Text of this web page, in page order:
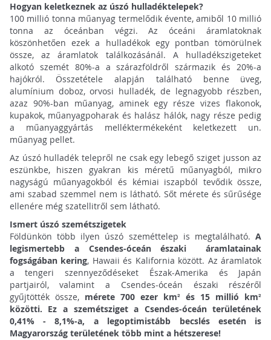
Hogyan keletkeznek az úszó hulladéktelepek?
100 millió tonna műanyag termelődik évente, amiből 10 millió
tonna az óceánban végzi. Az óceáni áramlatoknak
köszönhetően ezek a hulladékok egy pontban tömörülnek
össze, az áramlatok találkozásánál. A hulladékszigeteket
alkotó szemét 80%-a a szárazföldről származik és 20%-a
hajókról. Összetétele alapján található benne üveg,
alumínium doboz, orvosi hulladék, de legnagyobb részben,
azaz 90%-ban műanyag, aminek egy része vizes flakonok,
kupakok, műanyagpoharak és halász hálók, nagy része pedig
a műanyaggyártás melléktermékeként keletkezett un.
műanyag pellet.
Az úszó hulladék telepről ne csak egy lebegő sziget jusson az
eszünkbe, hiszen gyakran kis méretű műanyagból, mikro
nagyságú műanyagokból és kémiai iszapból tevődik össze,
ami szabad szemmel nem is látható. Sőt mérete és sűrűsége
ellenére még szatellitről sem látható.
Ismert úszó szemétszigetek
Földünkön több ilyen úszó szeméttelep is megtalálható.A
legismertebb a Csendes-óceán északi áramlatainak
fogságában kering, Hawaii és Kalifornia között. Az áramlatok
a tengeri szennyeződéseket Észak-Amerika és Japán
partjairól, valamint a Csendes-óceán északi részéről
gyűjtötték össze, mérete 700 ezer km² és 15 millió km²
közötti. Ez a szemétsziget a Csendes-óceán területének
0,41% - 8,1%-a, a legoptimistább becslés esetén is
Magyarország területének több mint a hétszerese!